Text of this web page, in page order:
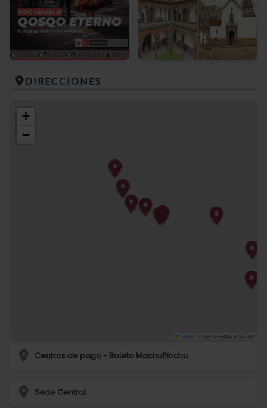
DIRECCIONES
+
−
Leaflet © OpenStreetMap & CartoDB
Centros de pago - Boleto MachuPicchu
Sede Central